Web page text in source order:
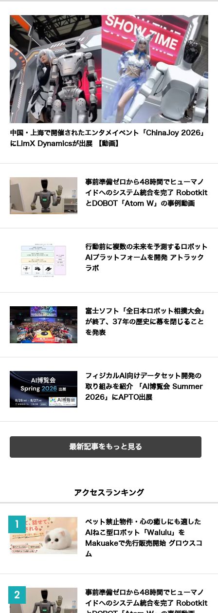
中国・上海で開催されたエンタメイベント「ChinaJoy 2026」
にLimX Dynamicsが出展 【動画】
事前準備ゼロから48時間でヒューマノ
イドへのシステム統合を完了 Robotkit
とDOBOT「Atom W」の事例動画
行動前に複数の未来を予測するロボット
AIプラットフォームを開発 アトラック
ラボ
富士ソフト「全日本ロボット相撲大会」
が終了、37年の歴史に幕を閉じること
を発表
フィジカルAI向けデータセット開発の
取り組みを紹介 「AI博覧会 Summer
2026」にAPTO出展
最新記事をもっと見る
アクセスランキング
ペット禁止物件・心の癒しにも適した
AIねこ型ロボット「Walulu」を
Makuakeで先行販売開始 グロウスコ
ム
事前準備ゼロから48時間でヒューマノ
イドへのシステム統合を完了 Robotkit